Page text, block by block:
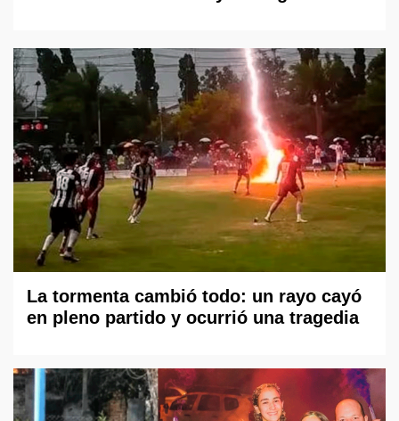
La tormenta cambió todo: un rayo cayó
en pleno partido y ocurrió una tragedia